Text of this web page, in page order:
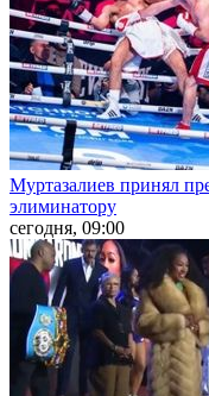
Муртазалиев принял
элиминатору
сегодня, 09:00